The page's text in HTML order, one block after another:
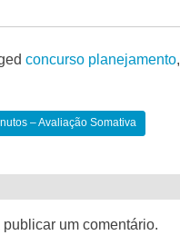
concurso planejamento,
– Avaliação Somativa
publicar um comentário.